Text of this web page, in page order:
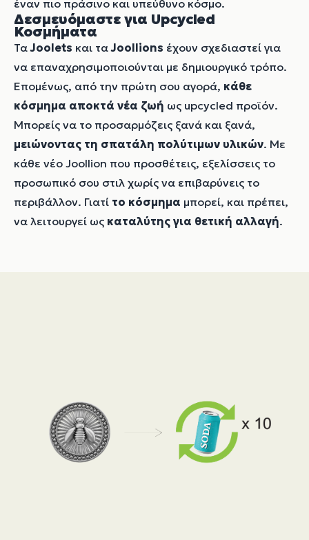
έναν πιο πράσινο και υπεύθυνο κόσμο.
Δεσμευόμαστεγια Upcycled
Κοσμήματα
ΤαJoolets και ταJoollions έχουν σχεδιαστεί για
να επαναχρησιμοποιούνται με δημιουργικό τρόπο.
Επομένως, από την πρώτη σου αγορά, κάθε
κόσμημα αποκτά νέα ζωή ως upcycled προϊόν.
Μπορείς να το προσαρμόζεις ξανά και ξανά,
μειώνοντας τη σπατάλη πολύτιμων υλικών. Με
κάθε νέο Joollion που προσθέτεις, εξελίσσεις το
προσωπικό σου στιλ χωρίς να επιβαρύνεις το
περιβάλλον. Γιατί το κόσμημα μπορεί, και πρέπει,
να λειτουργεί ως καταλύτης για θετική αλλαγή.